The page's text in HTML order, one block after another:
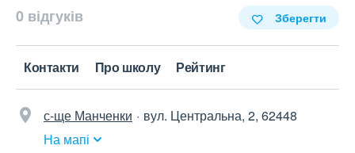
0 відгуків Зберегти
Контакти Про школу Рейтинг
с-ще Манченки
вул. Центральна, 2, 62448
На мапі